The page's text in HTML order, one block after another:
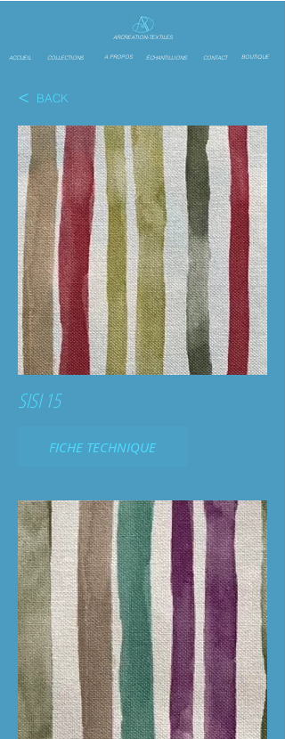
ARCREATION-TEXTILES
ACCUEIL COLLECTIONS A PROPOS ÉCHANTILLIONS CONTACT BOUTIQUE
< BACK
SISI 15
FICHE TECHNIQUE